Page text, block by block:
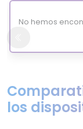
No hemos
los